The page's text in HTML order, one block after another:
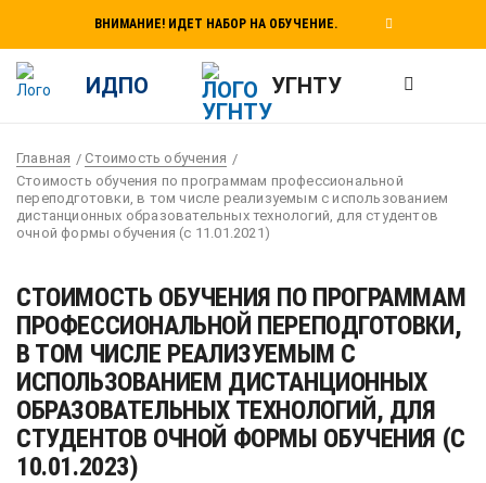
ВНИМАНИЕ! ИДЕТ НАБОР НА ОБУЧЕНИЕ.
ИДПО УГНТУ
Главная
Стоимость обучения
Стоимость обучения по программам профессиональной
переподготовки, в том числе реализуемым с использованием
дистанционных образовательных технологий, для студентов
очной формы обучения (с 11.01.2021)
СТОИМОСТЬ ОБУЧЕНИЯ ПО ПРОГРАММАМ
ПРОФЕССИОНАЛЬНОЙ ПЕРЕПОДГОТОВКИ,
В ТОМ ЧИСЛЕ РЕАЛИЗУЕМЫМ С
ИСПОЛЬЗОВАНИЕМ ДИСТАНЦИОННЫХ
ОБРАЗОВАТЕЛЬНЫХ ТЕХНОЛОГИЙ, ДЛЯ
СТУДЕНТОВ ОЧНОЙ ФОРМЫ ОБУЧЕНИЯ (С
10.01.2023)